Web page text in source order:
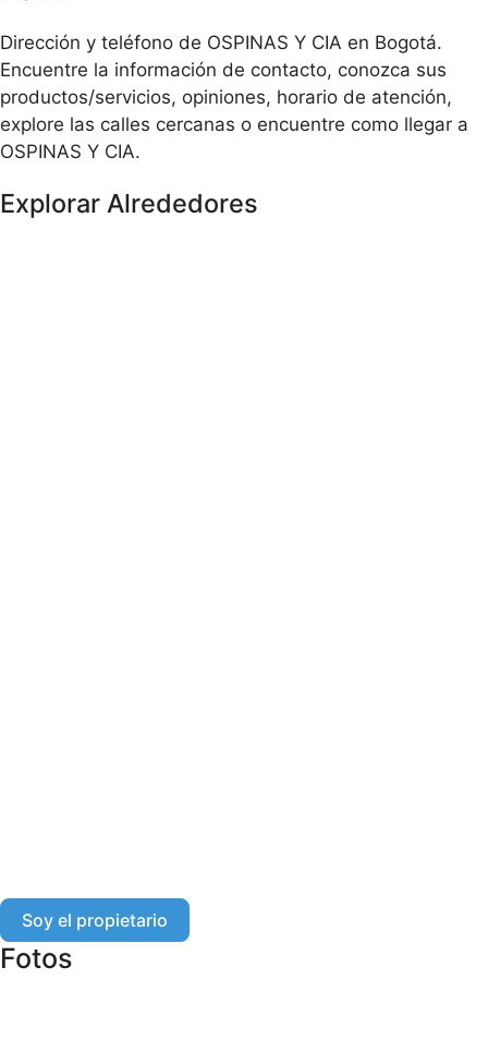
Dirección y teléfono de OSPINAS Y CIA en Bogotá.
Encuentre la información de contacto, conozca sus
productos/servicios, opiniones, horario de atención,
explore las calles cercanas o encuentre como llegar a
OSPINAS Y CIA.
Explorar Alrededores
Soy el propietario
Fotos